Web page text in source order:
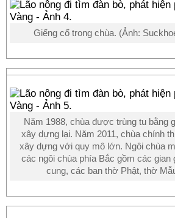
Giếng cổ trong chùa. (Ảnh:
Năm 1988, chùa được trùng tu bằng
xây dựng lại. Năm 2011, chùa chính
xây dựng với quy mô lớn. Ngôi chùa
các ngôi chùa phía Bắc gồm các gian
cung, các ban thờ Phật, thờ